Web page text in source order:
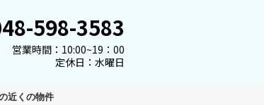
598-3583
営業時間：10:00~19：00
定休日：水曜日
近くの物件